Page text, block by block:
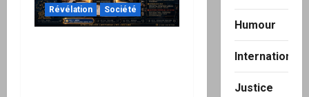
Révélation Société
Humour
International
Justice